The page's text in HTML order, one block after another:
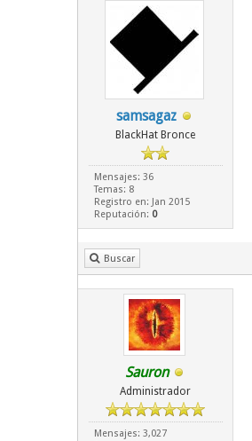
samsagaz
BlackHat Bronce
Mensajes: 36
Temas: 8
Registro en: Jan 2015
Reputación: 0
Buscar
Sauron
Administrador
Mensajes: 3,027